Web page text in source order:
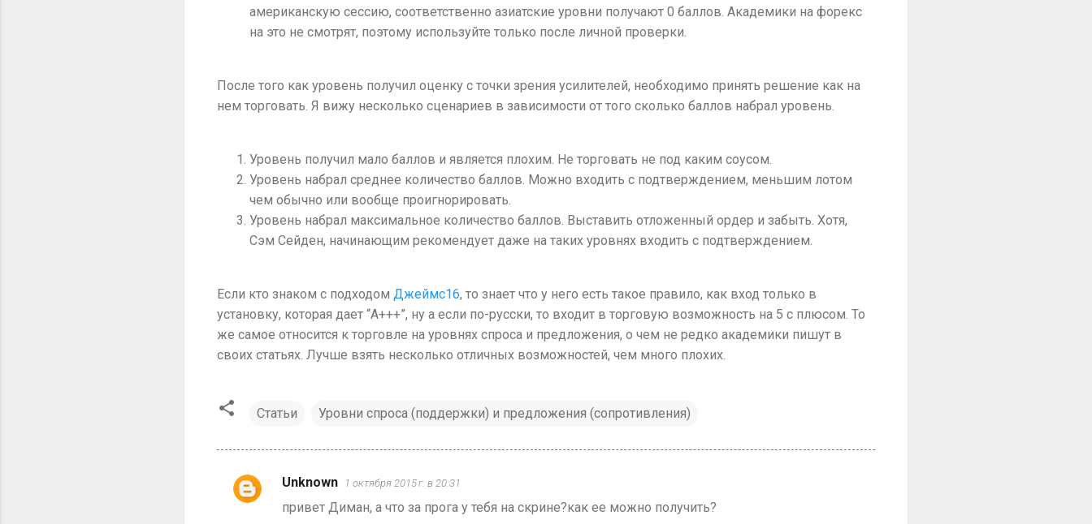
американскую сессию, соответственно азиатские уровни получают 0 баллов. Академики на форекс
на это не смотрят, поэтому используйте только после личной проверки.
После того как уровень получил оценку с точки зрения усилителей, необходимо принять решение как на
нем торговать. Я вижу несколько сценариев в зависимости от того сколько баллов набрал уровень.
Уровень получил мало баллов и является плохим. Не торговать не под каким соусом.
Уровень набрал среднее количество баллов. Можно входить с подтверждением, меньшим лотом
чем обычно или вообще проигнорировать.
Уровень набрал максимальное количество баллов. Выставить отложенный ордер и забыть. Хотя,
Сэм Сейден, начинающим рекомендует даже на таких уровнях входить с подтверждением.
Если кто знаком с подходом Джеймс16, то знает что у него есть такое правило, как вход только в
установку, которая дает “А+++”, ну а если по-русски, то входит в торговую возможность на 5 с плюсом. То
же самое относится к торговле на уровнях спроса и предложения, о чем не редко академики пишут в
своих статьях. Лучше взять несколько отличных возможностей, чем много плохих.
Статьи Уровни спроса (поддержки) и предложения (сопротивления)
К
Unknown 1 октября 2015 г. в 20:31
привет Диман, а что за прога у тебя на скрине?как ее можно получить?